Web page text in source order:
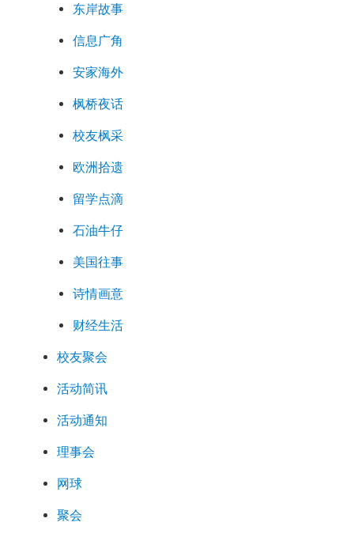
东岸故事
信息广角
安家海外
枫桥夜话
校友枫采
欧洲拾遗
留学点滴
石油牛仔
美国往事
诗情画意
财经生活
校友聚会
活动简讯
活动通知
理事会
网球
聚会